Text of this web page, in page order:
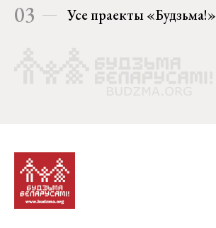
03 Усе праекты «Будзьма!»